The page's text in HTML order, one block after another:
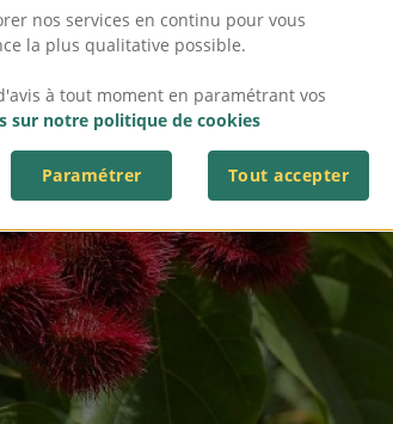
nos services en continu pour vous
la plus qualitative possible.
à tout moment en paramétrant vos
sur notre politique de cookies
Tout accepter
Paramétrer